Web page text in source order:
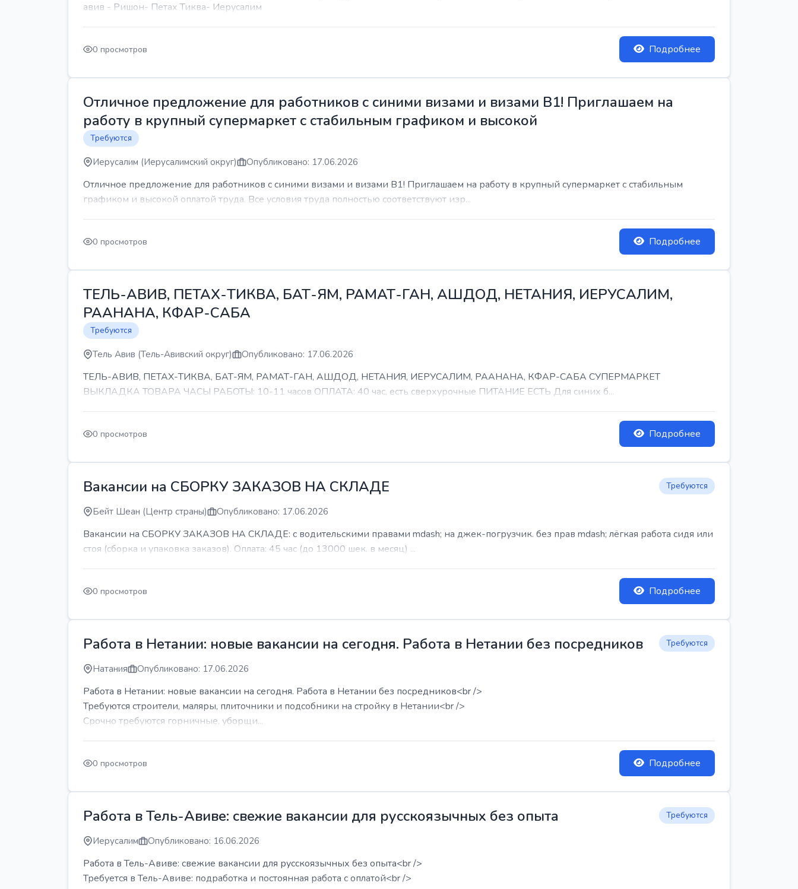
авив - Ришон- Петах Тиква- Иерусалим
0 просмотров Подробнее
Отличное предложение для работников с синими визами и визами B1! Приглашаем на
работу в крупный супермаркет с стабильным графиком и высокой
Требуются
Иерусалим (Иерусалимский округ) Опубликовано: 17.06.2026
Отличное предложение для работников с синими визами и визами B1! Приглашаем на работу в крупный супермаркет с стабильным
графиком и высокой оплатой труда. Все условия труда полностью соответствуют изр...
0 просмотров Подробнее
ТЕЛЬ-АВИВ, ПЕТАХ-ТИКВА, БАТ-ЯМ, РАМАТ-ГАН, АШДОД, НЕТАНИЯ, ИЕРУСАЛИМ,
РААНАНА, КФАР-САБА
Требуются
Тель Авив (Тель-Авивский округ) Опубликовано: 17.06.2026
ТЕЛЬ-АВИВ, ПЕТАХ-ТИКВА, БАТ-ЯМ, РАМАТ-ГАН, АШДОД, НЕТАНИЯ, ИЕРУСАЛИМ, РААНАНА, КФАР-САБА СУПЕРМАРКЕТ
ВЫКЛАДКА ТОВАРА ЧАСЫ РАБОТЫ: 10-11 часов ОПЛАТА: 40 час, есть сверхурочные ПИТАНИЕ ЕСТЬ Для синих б...
0 просмотров Подробнее
Вакансии на СБОРКУ ЗАКАЗОВ НА СКЛАДЕ Требуются
Бейт Шеан (Центр страны) Опубликовано: 17.06.2026
Вакансии на СБОРКУ ЗАКАЗОВ НА СКЛАДЕ: с водительскими правами mdash; на джек-погрузчик. без прав mdash; лёгкая работа сидя или
стоя (сборка и упаковка заказов). Оплата: 45 час (до 13000 шек. в месяц) ...
0 просмотров Подробнее
Работа в Нетании: новые вакансии на сегодня. Работа в Нетании без посредников Требуются
Натания Опубликовано: 17.06.2026
Работа в Нетании: новые вакансии на сегодня. Работа в Нетании без посредников<br />
Требуются строители, маляры, плиточники и подсобники на стройку в Нетании<br />
Срочно требуются горничные, уборщи...
0 просмотров Подробнее
Работа в Тель-Авиве: свежие вакансии для русскоязычных без опыта Требуются
Иерусалим Опубликовано: 16.06.2026
Работа в Тель-Авиве: свежие вакансии для русскоязычных без опыта<br />
Требуется в Тель-Авиве: подработка и постоянная работа с оплатой<br />